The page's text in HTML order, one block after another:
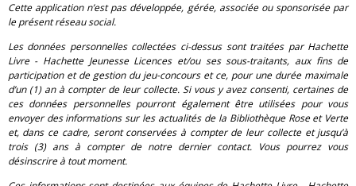
Cette application n’est pas développée, gérée, associée ou sponsorisée par
le présent réseau social.
Les données personnelles collectées ci-dessus sont traitées par Hachette
Livre - Hachette Jeunesse Licences et/ou ses sous-traitants, aux fins de
participation et de gestion du jeu-concours et ce, pour une durée maximale
d’un (1) an à compter de leur collecte. Si vous y avez consenti, certaines de
ces données personnelles pourront également être utilisées pour vous
envoyer des informations sur les actualités de la Bibliothèque Rose et Verte
et, dans ce cadre, seront conservées à compter de leur collecte et jusqu’à
trois (3) ans à compter de notre dernier contact. Vous pourrez vous
désinscrire à tout moment.